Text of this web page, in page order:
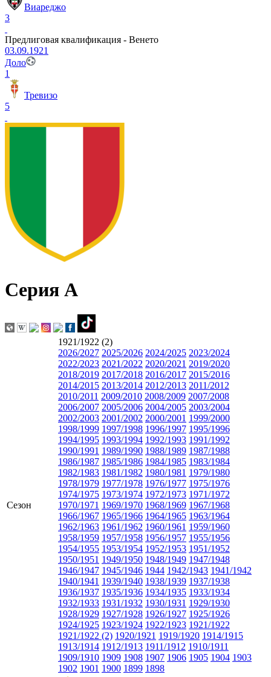
Виареджо
3
Предлиговая квалификация - Венето
03.09.1921
Доло
1
Тревизо
5
Серия А
Сезон
1921/1922 (2)
2026/2027 2025/2026 2024/2025 2023/2024
2022/2023 2021/2022 2020/2021 2019/2020
2018/2019 2017/2018 2016/2017 2015/2016
2014/2015 2013/2014 2012/2013 2011/2012
2010/2011 2009/2010 2008/2009 2007/2008
2006/2007 2005/2006 2004/2005 2003/2004
2002/2003 2001/2002 2000/2001 1999/2000
1998/1999 1997/1998 1996/1997 1995/1996
1994/1995 1993/1994 1992/1993 1991/1992
1990/1991 1989/1990 1988/1989 1987/1988
1986/1987 1985/1986 1984/1985 1983/1984
1982/1983 1981/1982 1980/1981 1979/1980
1978/1979 1977/1978 1976/1977 1975/1976
1974/1975 1973/1974 1972/1973 1971/1972
1970/1971 1969/1970 1968/1969 1967/1968
1966/1967 1965/1966 1964/1965 1963/1964
1962/1963 1961/1962 1960/1961 1959/1960
1958/1959 1957/1958 1956/1957 1955/1956
1954/1955 1953/1954 1952/1953 1951/1952
1950/1951 1949/1950 1948/1949 1947/1948
1946/1947 1945/1946 1944 1942/1943 1941/1942
1940/1941 1939/1940 1938/1939 1937/1938
1936/1937 1935/1936 1934/1935 1933/1934
1932/1933 1931/1932 1930/1931 1929/1930
1928/1929 1927/1928 1926/1927 1925/1926
1924/1925 1923/1924 1922/1923 1921/1922
1921/1922 (2) 1920/1921 1919/1920 1914/1915
1913/1914 1912/1913 1911/1912 1910/1911
1909/1910 1909 1908 1907 1906 1905 1904 1903
1902 1901 1900 1899 1898